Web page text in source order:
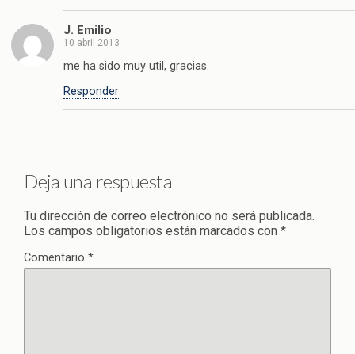
J. Emilio
10 abril 2013
me ha sido muy util, gracias.
Responder
Deja una respuesta
Tu dirección de correo electrónico no será publicada.
Los campos obligatorios están marcados con *
Comentario *